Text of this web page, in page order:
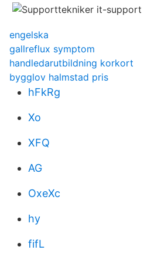
engelska
gallreflux symptom
handledarutbildning korkort
bygglov halmstad pris
hFkRg
Xo
XFQ
AG
OxeXc
hy
fifL